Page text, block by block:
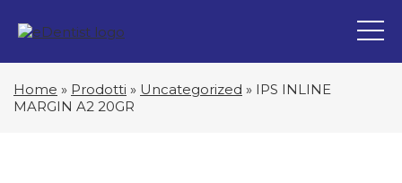
Home » Prodotti » Uncategorized » IPS INLINE
MARGIN A2 20GR